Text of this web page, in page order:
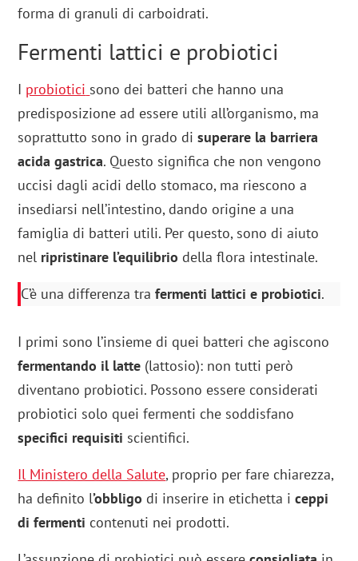
forma di granuli di carboidrati.
Fermenti lattici e probiotici
I probiotici sono dei batteri che hanno una
predisposizione ad essere utili all’organismo, ma
soprattutto sono in grado disuperare la barriera
acida gastrica. Questo significa che non vengono
uccisi dagli acidi dello stomaco, ma riescono a
insediarsi nell’intestino, dando origine a una
famiglia di batteri utili. Per questo, sono di aiuto
nel ripristinare l’equilibrio della flora intestinale.
C’è una differenza trafermenti lattici e probiotici.
I primi sono l’insieme di quei batteri che agiscono
fermentando il latte (lattosio): non tutti però
diventano probiotici. Possono essere considerati
probiotici solo quei fermenti che soddisfano
specifici requisiti scientifici.
Il Ministero della Salute, proprio per fare chiarezza,
ha definito l’obbligo di inserire in etichetta iceppi
di fermenti contenuti nei prodotti.